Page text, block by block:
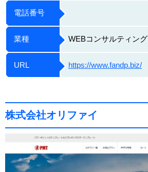
電話番号
業種 WEBコンサルティング
URL https://www.fandp.biz/
株式会社オリファイ